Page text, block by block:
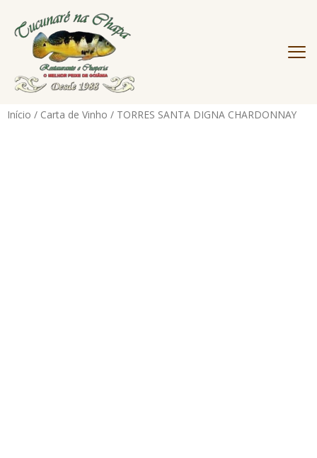
Início / Carta de Vinho / TORRES SANTA DIGNA CHARDONNAY